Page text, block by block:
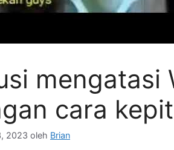
mengatasi
cara
2023 oleh Brian